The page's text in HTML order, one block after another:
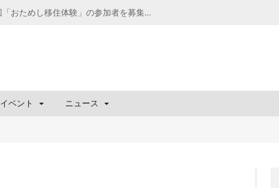
千葉の“小江戸” 香取市が第4回「おためし移住体験」の参加者を募集中！1人1泊2,000円を補助、築100年超の古民家に宿泊も
イベント ニュース